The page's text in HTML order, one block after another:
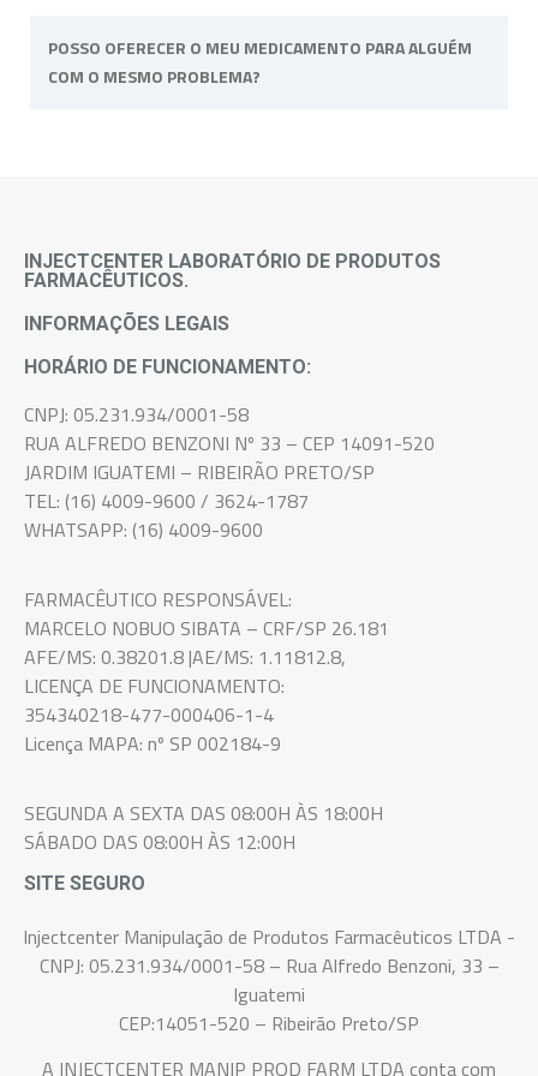
de destino. Para mais informações sobre
prazos entre em contato conosco.
POSSO OFERECER O MEU MEDICAMENTO PARA ALGUÉM
COM O MESMO PROBLEMA?
INJECTCENTER LABORATÓRIO DE PRODUTOS
FARMACÊUTICOS.
INFORMAÇÕES LEGAIS
HORÁRIO DE FUNCIONAMENTO:
CNPJ: 05.231.934/0001-58
RUA ALFREDO BENZONI Nº 33 – CEP 14091-520
JARDIM IGUATEMI – RIBEIRÃO PRETO/SP
TEL: (16) 4009-9600 / 3624-1787
WHATSAPP: (16) 4009-9600
FARMACÊUTICO RESPONSÁVEL:
MARCELO NOBUO SIBATA – CRF/SP 26.181
AFE/MS: 0.38201.8 |AE/MS: 1.11812.8,
LICENÇA DE FUNCIONAMENTO:
354340218-477-000406-1-4
Licença MAPA: nº SP 002184-9
SEGUNDA A SEXTA DAS 08:00H ÀS 18:00H
SÁBADO DAS 08:00H ÀS 12:00H
SITE SEGURO
Injectcenter Manipulação de Produtos Farmacêuticos LTDA -
CNPJ: 05.231.934/0001-58 – Rua Alfredo Benzoni, 33 –
Iguatemi
CEP:14051-520 – Ribeirão Preto/SP
A INJECTCENTER MANIP PROD FARM LTDA conta com